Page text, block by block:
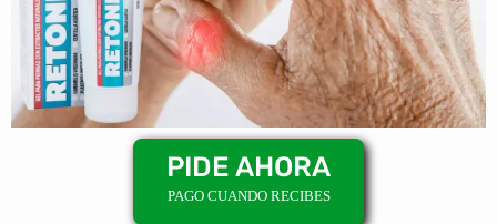
PIDE AHORA
PAGO CUANDO RECIBES